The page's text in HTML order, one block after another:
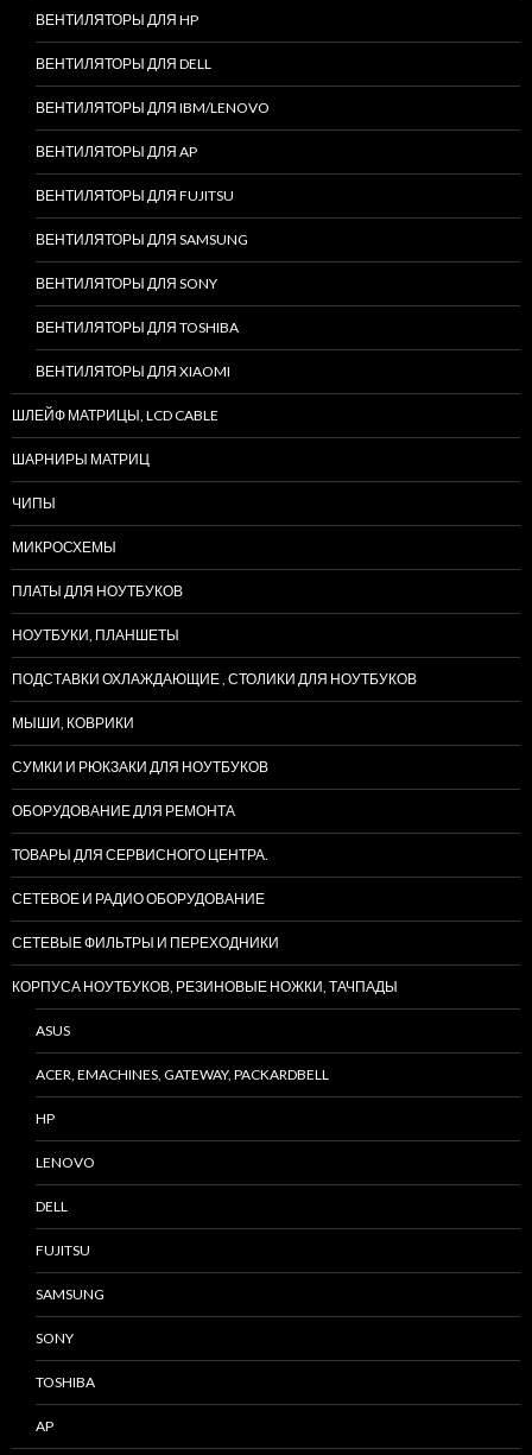
ВЕНТИЛЯТОРЫ ДЛЯ HP
ВЕНТИЛЯТОРЫ ДЛЯ DELL
ВЕНТИЛЯТОРЫ ДЛЯ IBM/LENOVO
ВЕНТИЛЯТОРЫ ДЛЯ AP
ВЕНТИЛЯТОРЫ ДЛЯ FUJITSU
ВЕНТИЛЯТОРЫ ДЛЯ SAMSUNG
ВЕНТИЛЯТОРЫ ДЛЯ SONY
ВЕНТИЛЯТОРЫ ДЛЯ TOSHIBA
ВЕНТИЛЯТОРЫ ДЛЯ XIAOMI
ШЛЕЙФ МАТРИЦЫ, LCD CABLE
ШАРНИРЫ МАТРИЦ
ЧИПЫ
МИКРОСХЕМЫ
ПЛАТЫ ДЛЯ НОУТБУКОВ
НОУТБУКИ, ПЛАНШЕТЫ
ПОДСТАВКИ ОХЛАЖДАЮЩИЕ , СТОЛИКИ ДЛЯ НОУТБУКОВ
МЫШИ, КОВРИКИ
СУМКИ И РЮКЗАКИ ДЛЯ НОУТБУКОВ
ОБОРУДОВАНИЕ ДЛЯ РЕМОНТА
ТОВАРЫ ДЛЯ СЕРВИСНОГО ЦЕНТРА.
СЕТЕВОЕ И РАДИО ОБОРУДОВАНИЕ
СЕТЕВЫЕ ФИЛЬТРЫ И ПЕРЕХОДНИКИ
КОРПУСА НОУТБУКОВ, РЕЗИНОВЫЕ НОЖКИ, ТАЧПАДЫ
ASUS
ACER, EMACHINES, GATEWAY, PACKARDBELL
HP
LENOVO
DELL
FUJITSU
SAMSUNG
SONY
TOSHIBA
AP